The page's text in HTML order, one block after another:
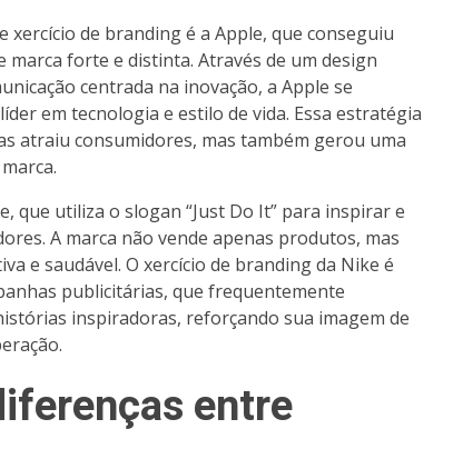
xercício de branding é a Apple, que conseguiu
marca forte e distinta. Através de um design
centrada na inovação, a Apple se
em tecnologia e estilo de vida. Essa estratégia
atraiu consumidores, mas também gerou uma
que utiliza o slogan “Just Do It” para inspirar e
A marca não vende apenas produtos, mas
e saudável. O xercício de branding da Nike é
publicitárias, que frequentemente
inspiradoras, reforçando sua imagem de
entre